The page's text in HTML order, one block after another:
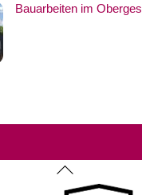
Bauarbeiten im
Back
To